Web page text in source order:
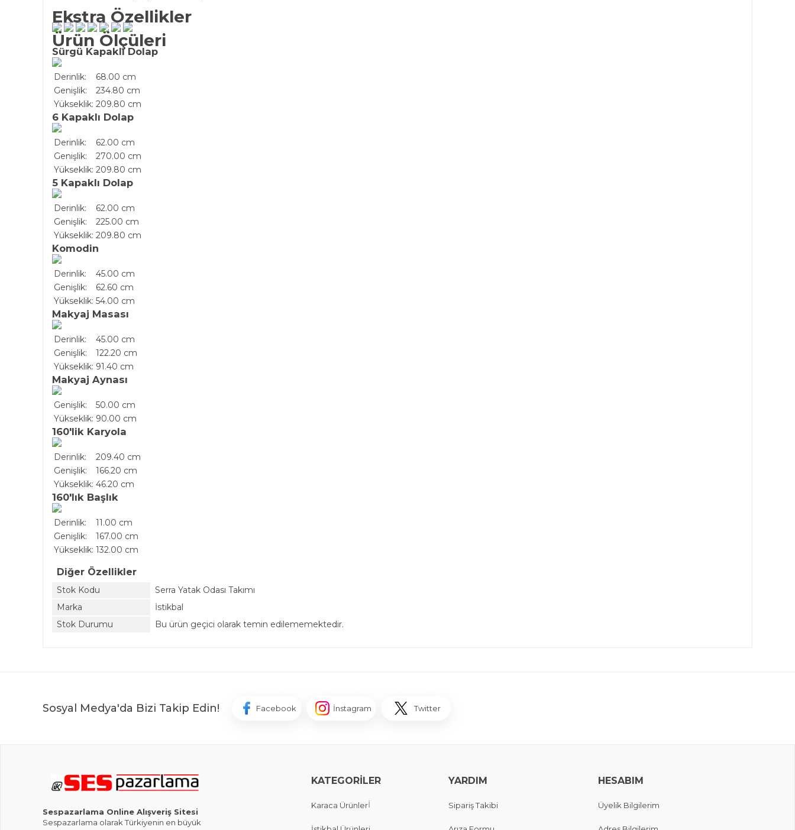
Ekstra Özellikler
Ürün Ölçüleri
Sürgü Kapaklı Dolap
Derinlik:
68.00 cm
Genişlik:
234.80 cm
Yükseklik: 209.80 cm
6 Kapaklı Dolap
Derinlik:
62.00 cm
Genişlik:
270.00 cm
Yükseklik: 209.80 cm
5 Kapaklı Dolap
Derinlik:
62.00 cm
Genişlik:
225.00 cm
Yükseklik: 209.80 cm
Komodin
Derinlik:
45.00 cm
Genişlik:
62.60 cm
Yükseklik: 54.00 cm
Makyaj Masası
Derinlik:
45.00 cm
Genişlik:
122.20 cm
Yükseklik: 91.40 cm
Makyaj Aynası
Genişlik:
50.00 cm
Yükseklik: 90.00 cm
160'lik Karyola
Derinlik:
209.40 cm
Genişlik:
166.20 cm
Yükseklik: 46.20 cm
160'lık Başlık
Derinlik:
11.00 cm
Genişlik:
167.00 cm
Yükseklik: 132.00 cm
Diğer Özellikler
Stok Kodu
Serra Yatak Odası Takımı
Marka
İstikbal
Stok Durumu
Bu ürün geçici olarak temin edilememektedir.
Sosyal Medya'da Bizi Takip Edin! Facebook İnstagram Twitter
Sespazarlama Online Alışveriş Sitesi
Sespazarlama olarak Türkiyenin en büyük
KATEGORİLER
Karaca Ürünlerİ
YARDIM
Sipariş Takibi
HESABIM
Üyelik Bilgilerim